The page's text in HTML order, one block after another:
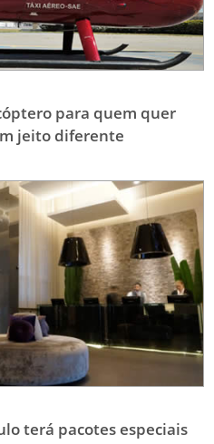
para quem quer
jeito diferente
terá pacotes especiais